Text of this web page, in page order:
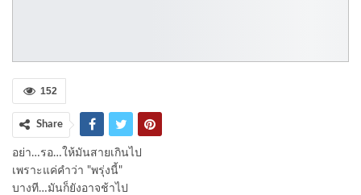
152
Share
อย่า…รอ…ให้มันสายเกินไป
เพราะแค่คำว่า "พรุ่งนี้"
บางที…มันก็ยังอาจช้าไป